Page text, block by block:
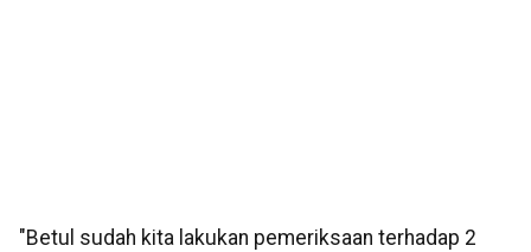
"Betul sudah kita lakukan pemeriksaan terhadap 2